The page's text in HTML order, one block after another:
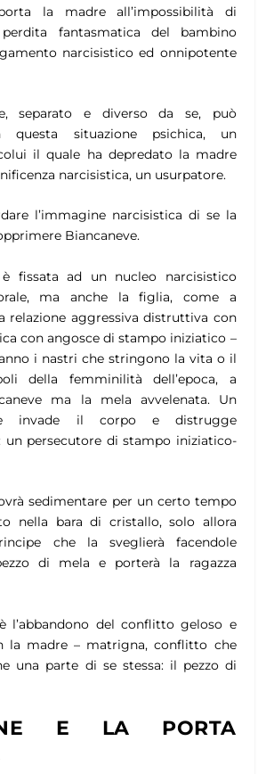
la madre all’impossibilità di
fantasmatica del bambino
narcisistico ed onnipotente
separato e diverso da se, può
questa situazione psichica, un
il quale ha depredato la madre
narcisistica, un usurpatore.
l’immagine narcisistica di se la
Biancaneve.
fissata ad un nucleo narcisistico
ma anche la figlia, come a
relazione aggressiva distruttiva con
con angosce di stampo iniziatico –
i nastri che stringono la vita o il
della femminilità dell’epoca, a
ma la mela avvelenata. Un
invade il corpo e distrugge
un persecutore di stampo iniziatico-
sedimentare per un certo tempo
nella bara di cristallo, solo allora
che la sveglierà facendole
di mela e porterà la ragazza
l’abbandono del conflitto geloso e
la madre – matrigna, conflitto che
una parte di se stessa: il pezzo di
E LA PORTA